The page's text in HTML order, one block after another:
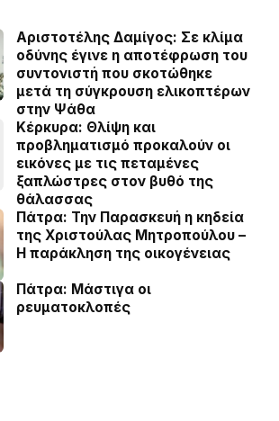
Αριστοτέλης Δαμίγος: Σε κλίμα
οδύνης έγινε η αποτέφρωση του
συντονιστή που σκοτώθηκε
μετά τη σύγκρουση ελικοπτέρων
στην Ψάθα
Κέρκυρα: Θλίψη και
προβληματισμό προκαλούν οι
εικόνες με τις πεταμένες
ξαπλώστρες στον βυθό της
θάλασσας
Πάτρα: Την Παρασκευή η κηδεία
της Χριστούλας Μητροπούλου –
Η παράκληση της οικογένειας
Πάτρα: Μάστιγα οι
ρευµατοκλοπές